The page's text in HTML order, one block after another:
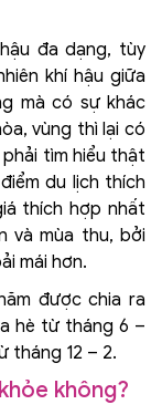
đa dạng, tùy
khí hậu giữa
mà có sự khác
vùng thì lại có
tìm hiểu thật
du lịch thích
thích hợp nhất
và mùa thu, bởi
mái hơn.
được chia ra
hè từ tháng 6 –
tháng 12 – 2.
không?